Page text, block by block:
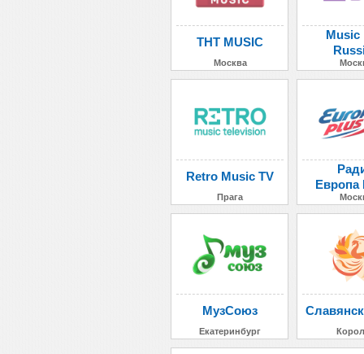
ТНТ MUSIC
Москва
Music
Retro Music TV
Прага
МузСоюз
Екатеринбург